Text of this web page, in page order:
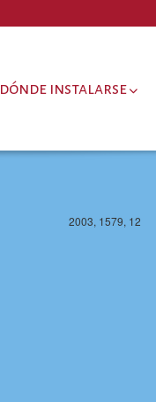
dónde instalarse
2003, 1579, 12